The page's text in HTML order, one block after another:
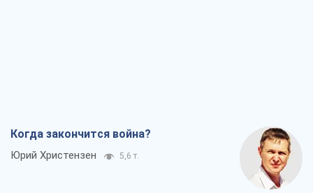
Когда закончится война?
Юрий Христензен 5,6 т.